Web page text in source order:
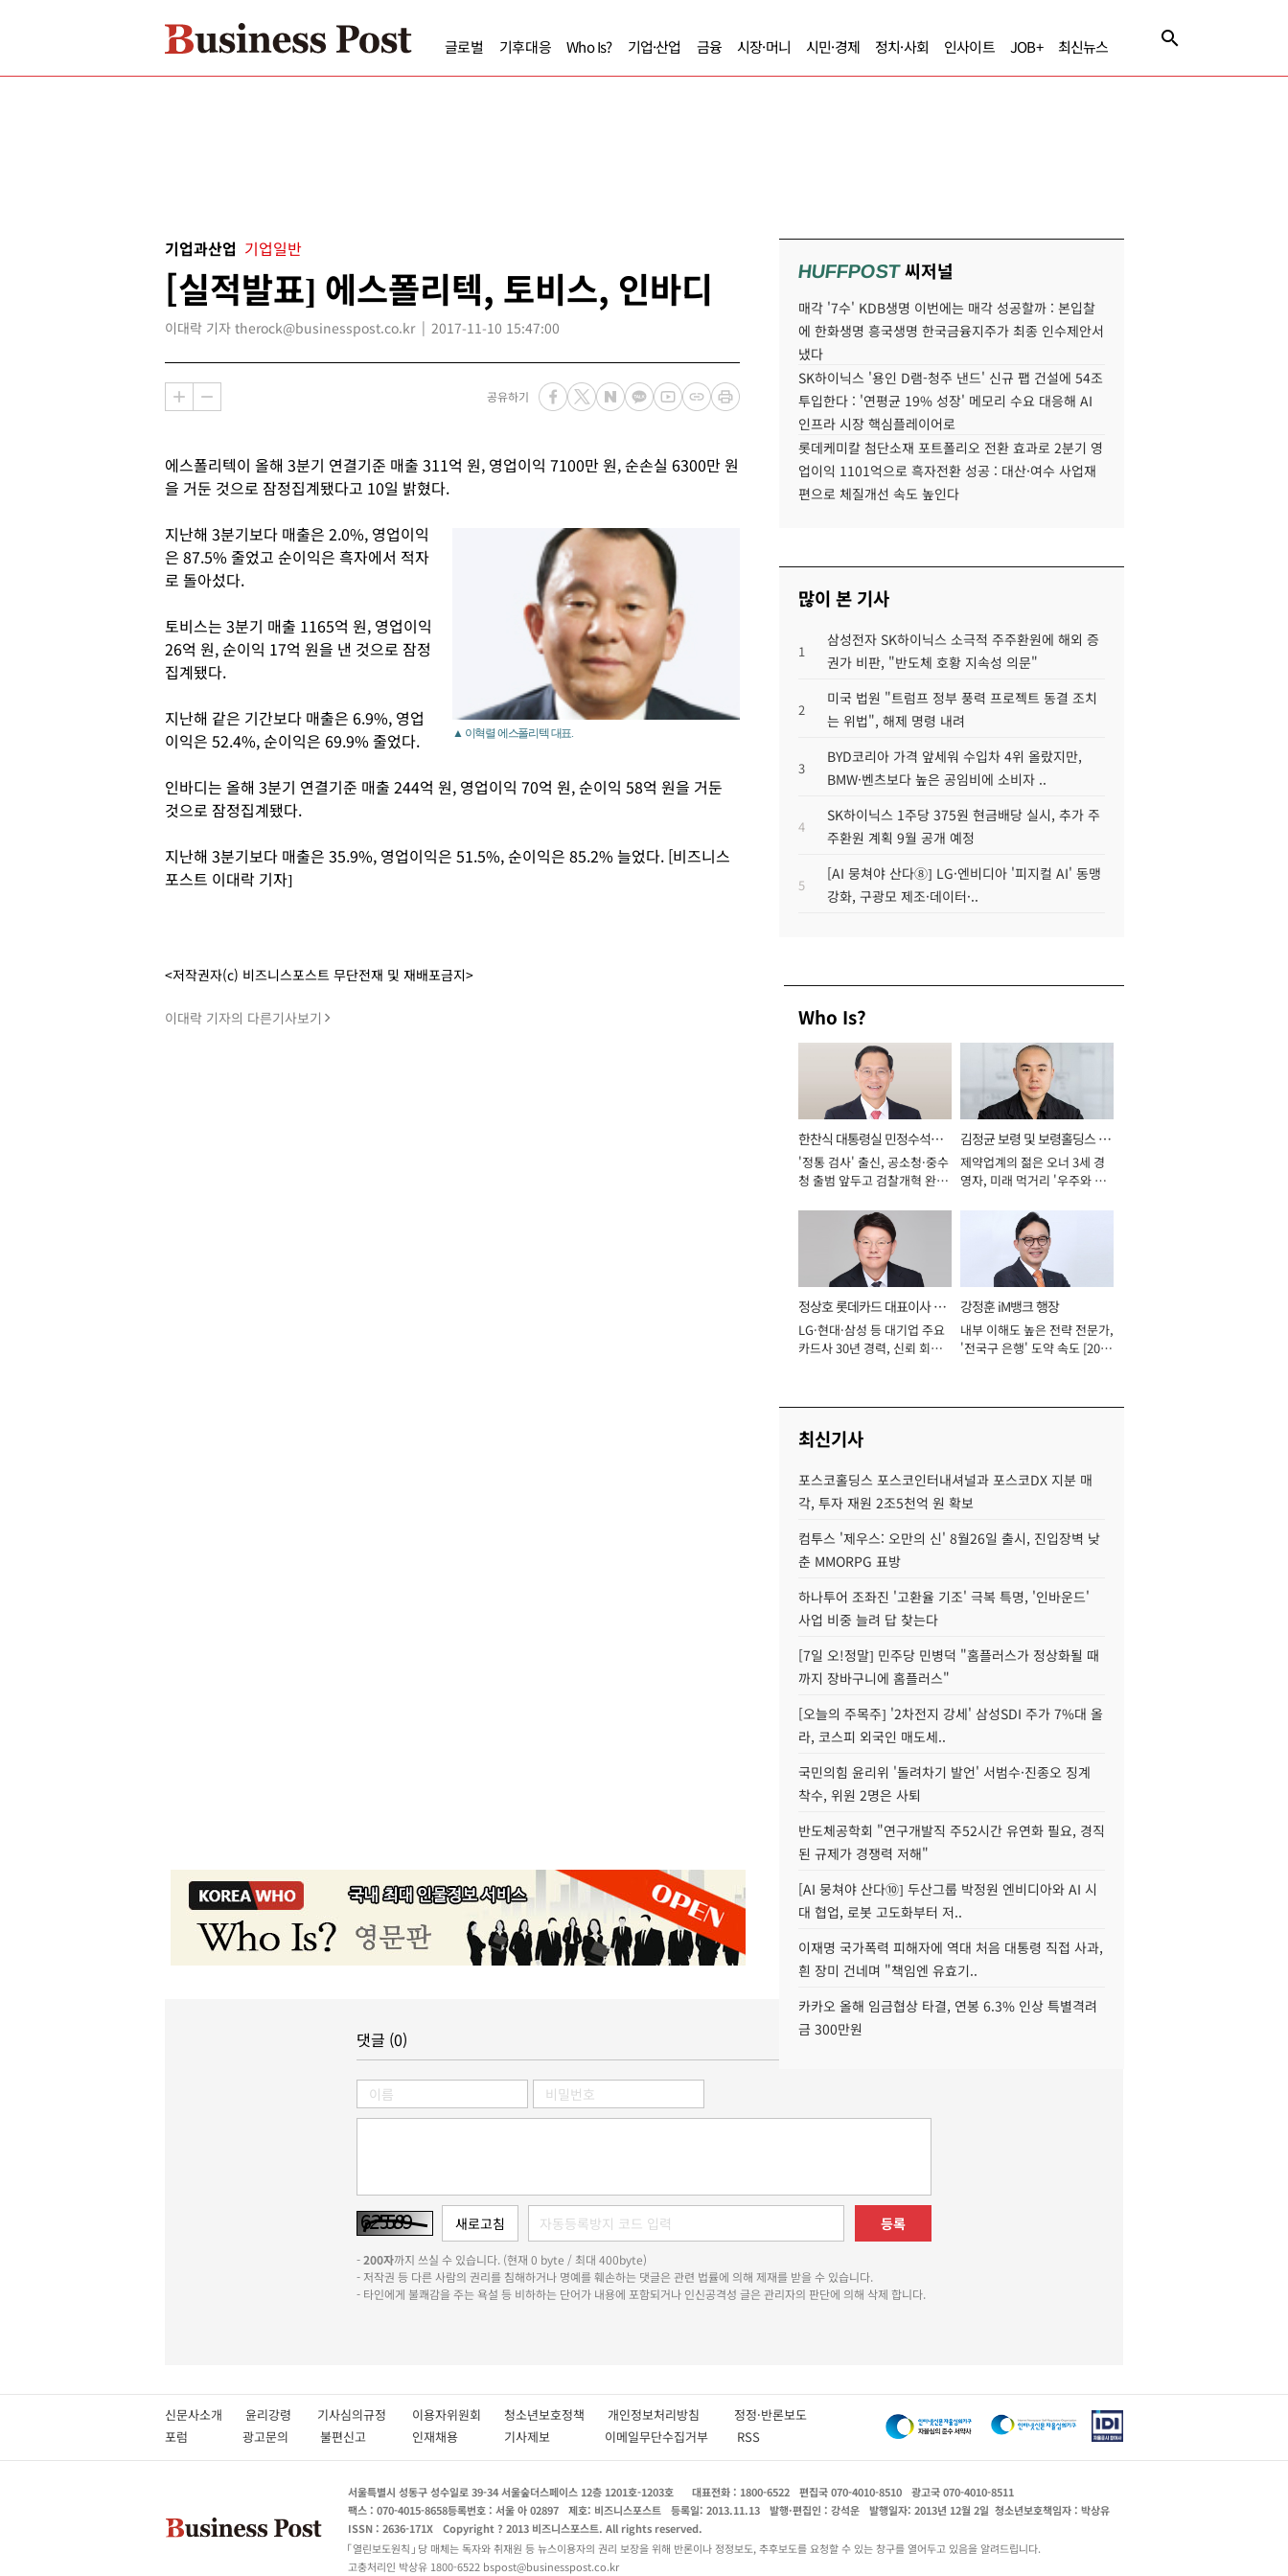
글로벌 기후대응 Who Is? 기업·산업 금융 시장·머니 시민·경제 정치·사회 인사이트 JOB+ 최신뉴스
기업과산업 기업일반
[실적발표] 에스폴리텍, 토비스, 인바디
이대락 기자 therock@businesspost.co.kr 2017-11-10 15:47:00
공유하기
에스폴리텍이 올해 3분기 연결기준 매출 311억 원, 영업이익 7100만 원, 순손실 6300만 원
을 거둔 것으로 잠정집계됐다고 10일 밝혔다.
▲ 이혁렬 에스폴리텍 대표.
지난해 3분기보다 매출은 2.0%, 영업이익
은 87.5% 줄었고 순이익은 흑자에서 적자
로 돌아섰다.
토비스는 3분기 매출 1165억 원, 영업이익
26억 원, 순이익 17억 원을 낸 것으로 잠정
집계됐다.
지난해 같은 기간보다 매출은 6.9%, 영업
이익은 52.4%, 순이익은 69.9% 줄었다.
인바디는 올해 3분기 연결기준 매출 244억 원, 영업이익 70억 원, 순이익 58억 원을 거둔
것으로 잠정집계됐다.
지난해 3분기보다 매출은 35.9%, 영업이익은 51.5%, 순이익은 85.2% 늘었다. [비즈니스
포스트 이대락 기자]
<저작권자(c) 비즈니스포스트 무단전재 및 재배포금지>
이대락 기자의 다른기사보기
HUFFPOST씨저널
매각 '7수' KDB생명 이번에는 매각 성공할까 : 본입찰
에 한화생명 흥국생명 한국금융지주가 최종 인수제안서
냈다
SK하이닉스 '용인 D램-청주 낸드' 신규 팹 건설에 54조
투입한다 : '연평균 19% 성장' 메모리 수요 대응해 AI
인프라 시장 핵심플레이어로
롯데케미칼 첨단소재 포트폴리오 전환 효과로 2분기 영
업이익 1101억으로 흑자전환 성공 : 대산·여수 사업재
편으로 체질개선 속도 높인다
많이 본 기사
1
삼성전자 SK하이닉스 소극적 주주환원에 해외 증
권가 비판, "반도체 호황 지속성 의문"
2
미국 법원 "트럼프 정부 풍력 프로젝트 동결 조치
는 위법", 해제 명령 내려
3
BYD코리아 가격 앞세워 수입차 4위 올랐지만,
BMW·벤츠보다 높은 공임비에 소비자 ..
4
SK하이닉스 1주당 375원 현금배당 실시, 추가 주
주환원 계획 9월 공개 예정
5
[AI 뭉쳐야 산다⑧] LG·엔비디아 '피지컬 AI' 동맹
강화, 구광모 제조·데이터·..
Who Is?
한찬식 대통령실 민정수석비
서관
'정통 검사' 출신, 공소청·중수
청 출범 앞두고 검찰개혁 완수
김정균 보령 및 보령홀딩스 대
표이사 사장
제약업계의 젊은 오너 3세 경
영자, 미래 먹거리 '우주와 헬
정상호 롯데카드 대표이사 사
장
LG·현대·삼성 등 대기업 주요
카드사 30년 경력, 신뢰 회복
강정훈 iM뱅크 행장
내부 이해도 높은 전략 전문가,
'전국구 은행' 도약 속도 [2026
최신기사
포스코홀딩스 포스코인터내셔널과 포스코DX 지분 매
각, 투자 재원 2조5천억 원 확보
컴투스 '제우스: 오만의 신' 8월26일 출시, 진입장벽 낮
춘 MMORPG 표방
하나투어 조좌진 '고환율 기조' 극복 특명, '인바운드'
사업 비중 늘려 답 찾는다
[7일 오!정말] 민주당 민병덕 "홈플러스가 정상화될 때
까지 장바구니에 홈플러스"
[오늘의 주목주] '2차전지 강세' 삼성SDI 주가 7%대 올
라, 코스피 외국인 매도세..
국민의힘 윤리위 '돌려차기 발언' 서범수·진종오 징계
착수, 위원 2명은 사퇴
반도체공학회 "연구개발직 주52시간 유연화 필요, 경직
된 규제가 경쟁력 저해"
[AI 뭉쳐야 산다⑩] 두산그룹 박정원 엔비디아와 AI 시
대 협업, 로봇 고도화부터 저..
이재명 국가폭력 피해자에 역대 처음 대통령 직접 사과,
흰 장미 건네며 "책임엔 유효기..
카카오 올해 임금협상 타결, 연봉 6.3% 인상 특별격려
금 300만원
댓글 (0)
등록
-200자까지 쓰실 수 있습니다. (현재 0 byte / 최대 400byte)
- 저작권 등 다른 사람의 권리를 침해하거나 명예를 훼손하는 댓글은 관련 법률에 의해 제재를 받을 수 있습니다.
- 타인에게 불쾌감을 주는 욕설 등 비하하는 단어가 내용에 포함되거나 인신공격성 글은 관리자의 판단에 의해 삭제 합니다.
신문사소개 윤리강령 기사심의규정 이용자위원회 청소년보호정책 개인정보처리방침 정정·반론보도
포럼
광고문의 불편신고 인재채용 기사제보 이메일무단수집거부 RSS
서울특별시 성동구 성수일로 39-34 서울숲더스페이스 12층 1201호-1203호 대표전화 : 1800-6522 편집국 070-4010-8510
광고국 070-4010-8511
팩스 : 070-4015-8658등록번호 : 서울 아 02897 제호: 비즈니스포스트 등록일: 2013.11.13 발행·편집인 : 강석운 발행일자: 2013년 12월 2일 청소년보호책임자 : 박상유
ISSN : 2636-171X
Copyright ? 2013 비즈니스포스트. All rights reserved.
열린보도원칙
당 매체는 독자와 취재원 등 뉴스이용자의 권리 보장을 위해 반론이나 정정보도, 추후보도를 요청할 수 있는 창구를 열어두고 있음을 알려드립니다.
고충처리인 박상유 1800-6522 bspost@businesspost.co.kr